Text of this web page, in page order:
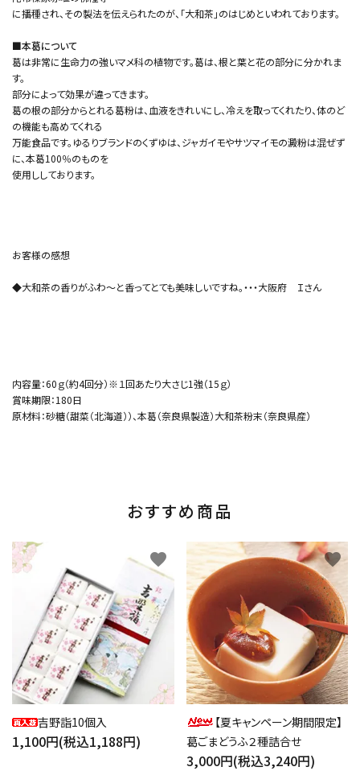
に播種され、その製法を伝えられたのが、「大和茶」のはじめといわれております。
■本葛について
葛は非常に生命力の強いマメ科の植物です。葛は、根と葉と花の部分に分かれま
す。
部分によって効果が違ってきます。
葛の根の部分からとれる葛粉は、血液をきれいにし、冷えを取ってくれたり、体のど
の機能も高めてくれる
万能食品です。ゆるりブランドのくずゆは、ジャガイモやサツマイモの澱粉は混ぜず
に、本葛100％のものを
使用ししております。
お客様の感想
◆大和茶の香りがふわ～と香ってとても美味しいですね。・・・大阪府 Ｉさん
内容量：60ｇ（約4回分）※１回あたり大さじ1強（15ｇ）
賞味期限：180日
原材料：砂糖（甜菜（北海道））、本葛（奈良県製造）大和茶粉末（奈良県産）
おすすめ商品
吉野詣10個入
1,100円(税込1,188円)
favorite
【夏キャンペーン期間限定】
葛ごまどうふ２種詰合せ
3,000円(税込3,240円)
favorite